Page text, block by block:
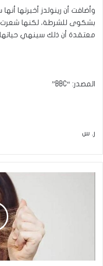
وأضافت أن رينولدز أخبرتها
بشكوى للشرطة، لكنها شعرت
معتقدة أن ذلك سينهي حياتها
المصدر: “BBC”
ر. س